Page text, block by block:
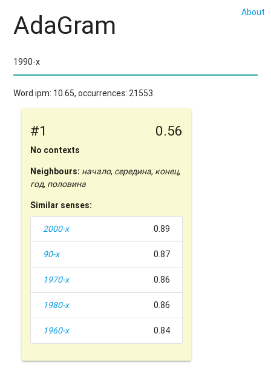
About
AdaGram
Word ipm: 10.65, occurrences: 21553.
#1 0.56
No contexts
Neighbours: начало, середина, конец,
год, половина
Similar senses:
2000-х 0.89
90-х 0.87
1970-х 0.86
1980-х 0.86
1960-х 0.84